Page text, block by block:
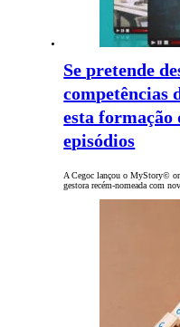
Se pretende
competências
esta formação
episódios
A Cegoc lançou o MyStory©
gestora recém-nomeada com